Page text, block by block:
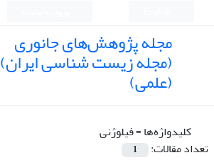
مجله پژوهش‌های جانوری
(مجله زیست شناسی ایران)
(علمی)
کلیدواژه‌ها =فیلوژنی
تعداد مقالات:
1